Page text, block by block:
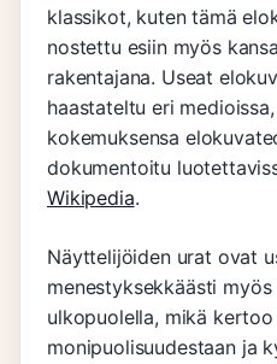
klassikot, kuten tämä
nostettu esiin myös
rakentajana. Useat
haastateltu eri
kokemuksensa
dokumentoitu
Wikipedia.
Näyttelijöiden urat ovat
menestyksekkäästi
ulkopuolella, mikä kertoo
monipuolisuudestaan ja